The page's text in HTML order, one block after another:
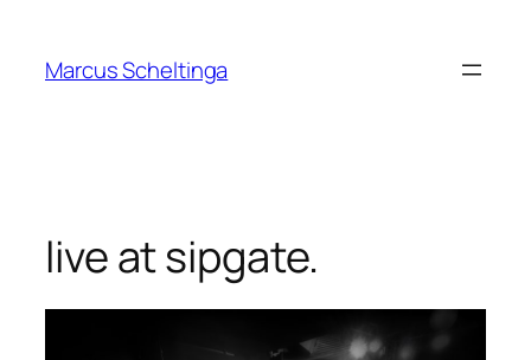
springen
Marcus Scheltinga
live at sipgate.